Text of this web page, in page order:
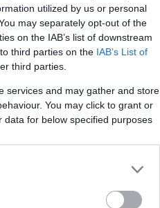
utilized by us or personal
may separately opt-out of the
on the IAB’s list of downstream
third parties on the IAB’s List of
third parties.
services and may gather and store
You may click to grant or
for below specified purposes
lemond
döntés
előre.